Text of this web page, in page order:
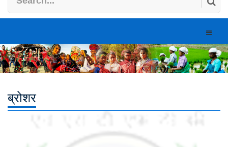
Toggle
ब्रोशर